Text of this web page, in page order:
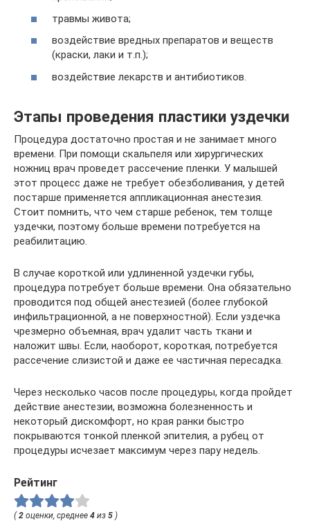
травмы живота;
воздействие вредных препаратов и веществ
(краски, лаки и т.п.);
воздействие лекарств и антибиотиков.
Этапы проведения пластики уздечки
Процедура достаточно простая и не занимает много
времени. При помощи скальпеля или хирургических
ножниц врач проведет рассечение пленки. У малышей
этот процесс даже не требует обезболивания, у детей
постарше применяется аппликационная анестезия.
Стоит помнить, что чем старше ребенок, тем толще
уздечки, поэтому больше времени потребуется на
реабилитацию.
В случае короткой или удлиненной уздечки губы,
процедура потребует больше времени. Она обязательно
проводится под общей анестезией (более глубокой
инфильтрационной, а не поверхностной). Если уздечка
чрезмерно объемная, врач удалит часть ткани и
наложит швы. Если, наоборот, короткая, потребуется
рассечение слизистой и даже ее частичная пересадка.
Через несколько часов после процедуры, когда пройдет
действие анестезии, возможна болезненность и
некоторый дискомфорт, но края ранки быстро
покрываются тонкой пленкой эпителия, а рубец от
процедуры исчезает максимум через пару недель.
Рейтинг
(2 оценки, среднее 4 из 5 )